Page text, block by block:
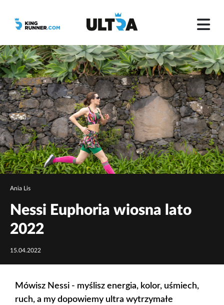
Ania Lis
Nessi Euphoria wiosna lato
2022
15.04.2022
Mówisz Nessi - myślisz energia, kolor, uśmiech,
ruch, a my dopowiemy ultra wytrzymałe